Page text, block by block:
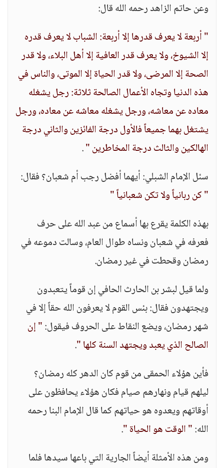
وعن حاتم الزاهد رحمه الله قال:
" أربعة لا يعرف قدرها إلا أربعة: الشباب لا يعرف قدره
إلا الشيوخ، ولا يعرف قدر العافية إلا أهل البلاء، ولا قدر
الصحة إلا المرضى، ولا قدر الحياة إلا الموتى، والناس في
هذه الدنيا وتجاه الأعمال الصالحة ثلاثة: رجل يشغله
معاده عن معاشه، ورجل يشغله معاشه عن معاده، ورجل
يشتغل بهما جميعاً فالأول درجة الفائزين والثاني درجة
الهالكين والثالث درجة المخاطرين ".
سئل الإمام الشبلي: أيهما أفضل رجب أم شعبان؟ فقال:
" كن ربانياً ولا تكن شعبانياً "
بهذه الكلمة يقرع بها أسماع من عبد الله على حرف
فعرفه في شعبان ونساه طوال العام، وسالت دموعه في
رمضان وقحطت في غير رمضان.
ولما قيل لبشر بن الحارث الحافي إن قوماً يتعبدون
ويجتهدون فقال: بئس القوم لا يعرفون الله حقاً إلا في
شهر رمضان، ويضع النقاط على الحروف فيقول:" إن
الصالح الذي يعبد ويجتهد السنة كلها ".
فأين هؤلاء الحمقى من قوم كان الدهر كله رمضان؟
ليلهم قيام ونهارهم صيام فكان هؤلاء يحافظون على
أوقاتهم ويعدوه هو حياتهم كما قال الإمام البنا رحمه
الله:" الوقت هو الحياة ".
ومن هذه الأمثلة أيضاً الجارية التي باعها سيدها فلما